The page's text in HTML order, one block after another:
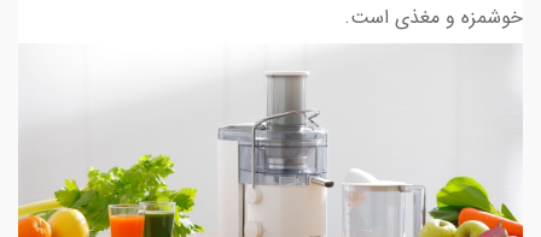
خوشمزه و مغذی است.